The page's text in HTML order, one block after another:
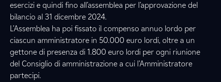
esercizi e quindi fino all’assemblea per l’approvazione del
bilancio al 31 dicembre 2024.
L’Assemblea ha poi fissato il compenso annuo lordo per
ciascun amministratore in 50.000 euro lordi, oltre a un
gettone di presenza di 1.800 euro lordi per ogni riunione
del Consiglio di amministrazione a cui l’Amministratore
partecipi.